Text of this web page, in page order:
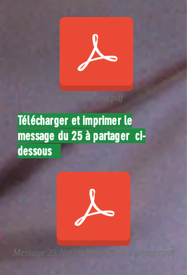
Document.pdf
Télécharger et imprimer le
message du 25 à partager ci-
dessous
Message 25 Novembre 2025 A Partager.pdf